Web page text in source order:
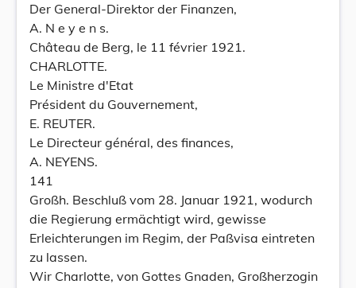
Der General-Direktor der Finanzen,
A. N e y e n s.
Château de Berg, le 11 février 1921.
CHARLOTTE.
Le Ministre d'Etat
Président du Gouvernement,
E. REUTER.
Le Directeur général, des finances,
A. NEYENS.
141
Großh. Beschluß vom 28. Januar 1921, wodurch
die Regierung ermächtigt wird, gewisse
Erleichterungen im Regim, der Paßvisa eintreten
zu lassen.
Wir Charlotte, von Gottes Gnaden, Großherzogin